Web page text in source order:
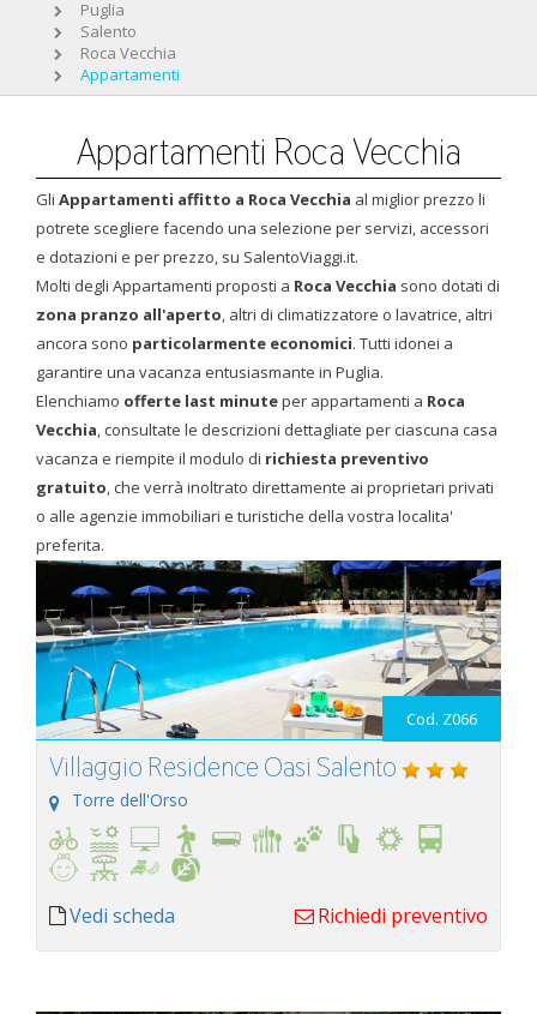
Puglia
Salento
Roca Vecchia
Appartamenti
Appartamenti Roca Vecchia
Gli Appartamenti affitto a Roca Vecchia al miglior prezzo li
potrete scegliere facendo una selezione per servizi, accessori
e dotazioni e per prezzo, su SalentoViaggi.it.
Molti degli Appartamenti proposti a Roca Vecchia sono dotati di
zona pranzo all'aperto, altri di climatizzatore o lavatrice, altri
ancora sono particolarmente economici. Tutti idonei a
garantire una vacanza entusiasmante in Puglia.
Elenchiamo offerte last minuteper appartamenti a Roca
Vecchia, consultate le descrizioni dettagliate per ciascuna casa
vacanza e riempite il modulo di richiesta preventivo
gratuito, che verrà inoltrato direttamente ai proprietari privati
o alle agenzie immobiliari e turistiche della vostra localita'
preferita.
Cod. Z066
Villaggio Residence Oasi Salento
Torre dell'Orso
Vedi scheda Richiedi preventivo